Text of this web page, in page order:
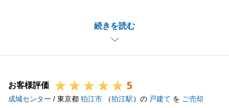
続きを読む
や暮らしの中でのアピールポイントを詳しくご教示い
ただき、私自身お客様へご紹介する際に自信を持って
ご案内をする事が出来ました。
で、A様とご家族皆様が新しい暮らしをスタートする
一助になれておりましたら幸いでございます。
お客様評価 5
成城センター / 東京都 狛江市 （狛江駅）の 戸建て を ご売却